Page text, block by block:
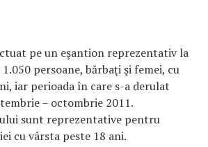
pe un eşantion reprezentativ la
persoane, bărbaţi şi femei, cu
iar perioada în care s-a derulat
– octombrie 2011.
sunt reprezentative pentru
cu vârsta peste 18 ani.